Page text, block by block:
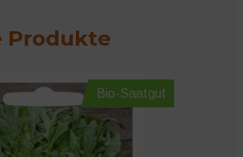
Produkte
Bio-Saatgut